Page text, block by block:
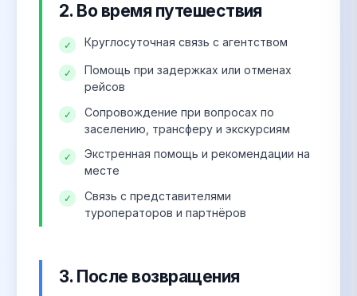
2. Во время путешествия
✓ Круглосуточная связь с агентством
✓
Помощь при задержках или отменах
рейсов
✓
Сопровождение при вопросах по
заселению, трансферу и экскурсиям
✓
Экстренная помощь и рекомендации на
месте
✓
Связь с представителями
туроператоров и партнёров
3. После возвращения